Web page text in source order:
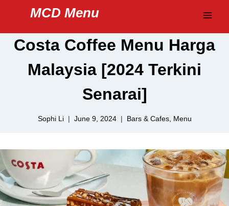
content
MCD Menu
Costa Coffee Menu Harga
Malaysia [2024 Terkini
Senarai]
Sophi Li June 9, 2024 Bars & Cafes, Menu